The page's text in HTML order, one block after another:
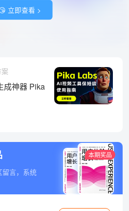
立即查看 >
成神器 Pika
留言，系统
本期奖品